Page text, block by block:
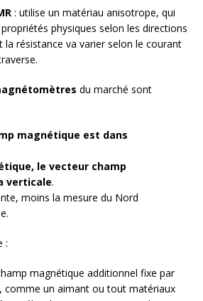
: utilise un matériau anisotrope, qui
physiques selon les directions
la résistance va varier selon le courant
du marché sont
magnétique est dans
le vecteur champ
verticale.
moins la mesure du Nord
:
magnétique additionnel fixe par
comme un aimant ou tout matériaux